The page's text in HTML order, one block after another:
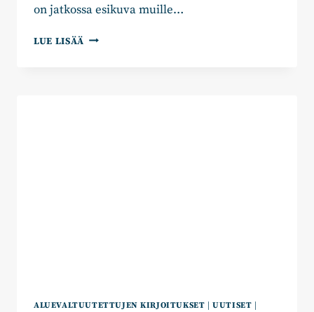
on jatkossa esikuva muille…
LUE LISÄÄ ESIKUVANA
ALUEVALTUUTETTUJEN KIRJOITUKSET |UUTISET